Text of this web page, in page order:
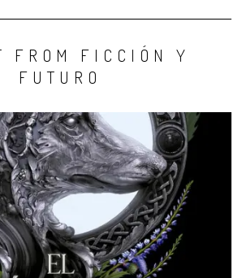
FROM FICCIÓN Y
FUTURO